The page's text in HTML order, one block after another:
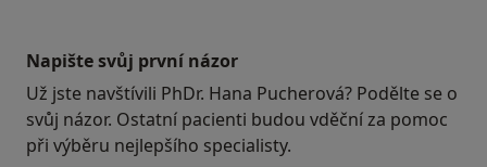
Napište svůj první názor
Už jste navštívili PhDr. Hana Pucherová? Podělte se o
svůj názor. Ostatní pacienti budou vděční za pomoc
při výběru nejlepšího specialisty.